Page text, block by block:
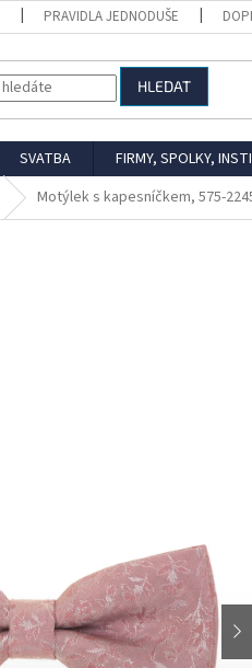
PRAVIDLA JEDNODUŠE
HLEDAT
SVATBA FIRMY, SPOLKY,
Motýlek s kapesníčkem, 575-